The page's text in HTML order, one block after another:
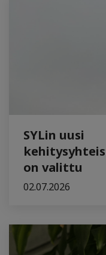
SYLin uusi
on valittu
02.07.2026